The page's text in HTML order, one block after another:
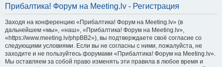
Прибалтика! Форум на Meeting.lv - Регистрация
Заходя на конференцию «Прибалтика! Форум на Meeting.lv» (в
дальнейшем «мы», «наш», «Прибалтика! Форум на Meeting.lv»,
«https://www.meeting.lv/phpBB2»), вы подтверждаете своё согласие со
следующими условиями. Если вы не согласны с ними, пожалуйста, не
заходите и не пользуйтесь форумами «Прибалтика! Форум на Meeting.lv».
Мы оставляем за собой право изменять эти правила в любое время и